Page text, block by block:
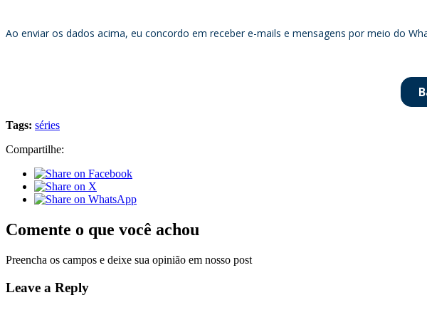
Tags: séries
Compartilhe:
Comente o que você achou
Preencha os campos e deixe sua opinião em nosso post
Leave a Reply